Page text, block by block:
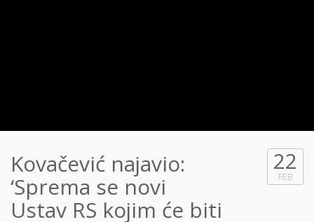
Kovačević najavio:
‘Sprema se novi
Ustav RS kojim će biti
22
FEB